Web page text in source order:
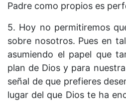
Padre como propios es
5. Hoy no permitiremos
sobre nosotros. Pues en
asumiendo el papel que
plan de Dios y para
señal de que prefieres
lugar del que Dios te ha